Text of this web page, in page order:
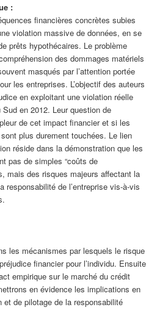
:
financières concrètes subies
violation massive de données, en se
prêts hypothécaires. Le problème
des dommages matériels
masqués par l’attention portée
les entreprises. L’objectif des auteurs
en exploitant une violation réelle
en 2012. Leur question de
de cet impact financier et si les
plus durement touchées. Le lien
réside dans la démonstration que les
pas de simples “coûts de
mais des risques majeurs affectant la
responsabilité de l’entreprise vis-à-vis
les mécanismes par lesquels le risque
financier pour l’individu. Ensuite
empirique sur le marché du crédit
en évidence les implications en
de pilotage de la responsabilité